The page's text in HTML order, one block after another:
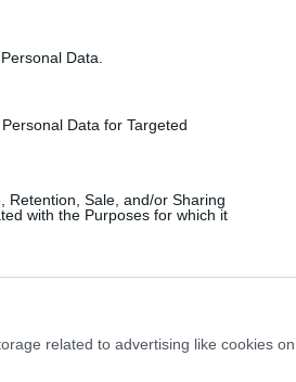
Data.
Data for Targeted
Retention, Sale, and/or Sharing
with the Purposes for which it
related to advertising like cookies on